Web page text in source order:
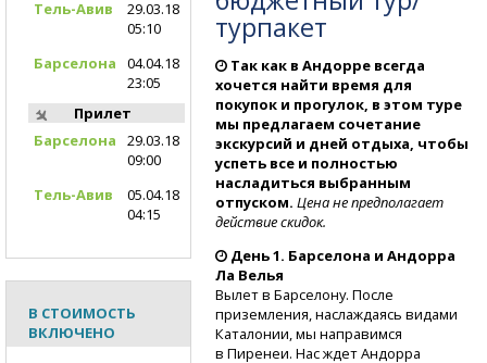
турпакет
Так как в Андорре всегда
хочется найти время для
покупок и прогулок, в этом туре
мы предлагаем сочетание
экскурсий и дней отдыха, чтобы
успеть все и полностью
насладиться выбранным
отпуском. Цена не предполагает
действие скидок.
День 1. Барселона и Андорра
Ла Велья
Вылет в Барселону. После
приземления, наслаждаясь видами
Каталонии, мы направимся
в Пиренеи. Нас ждет Андорра
Тель-Авив
29.03.18
05:10
Барселона
04.04.18
23:05
Прилет
Барселона
29.03.18
09:00
Тель-Авив
05.04.18
04:15
В СТОИМОСТЬ
ВКЛЮЧЕНО